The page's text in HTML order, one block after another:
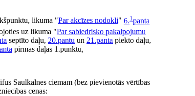
likuma "Par akcīzes nodokli" 6.1 panta
uz likuma "Par sabiedrisko pakalpojumu
septīto daļu, 20.pantu un 21.panta piekto daļu,
pirmās daļas 1.punktu,
Saulkalnes ciemam (bez pievienotās vērtības
cenas: